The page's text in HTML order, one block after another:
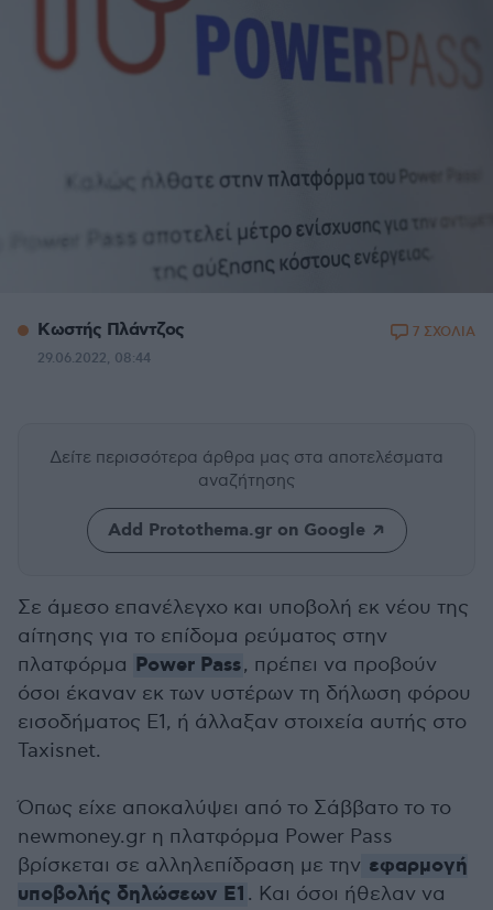
Κωστής Πλάντζος
29.06.2022, 08:44
7 ΣΧΟΛΙΑ
Δείτε περισσότερα άρθρα μας στα αποτελέσματα
αναζήτησης
Add Protothema.gr on Google
Σε άμεσο επανέλεγχο και υποβολή εκ νέου της
αίτησης για το επίδομα ρεύματος στην
πλατφόρμα Power Pass, πρέπει να προβούν
όσοι έκαναν εκ των υστέρων τη δήλωση φόρου
εισοδήματος Ε1, ή άλλαξαν στοιχεία αυτής στο
Taxisnet.
Όπως είχε αποκαλύψει από το Σάββατο το το
newmoney.gr η πλατφόρμα Power Pass
βρίσκεται σε αλληλεπίδραση με την εφαρμογή
υποβολής δηλώσεων Ε1 . Και όσοι ήθελαν να